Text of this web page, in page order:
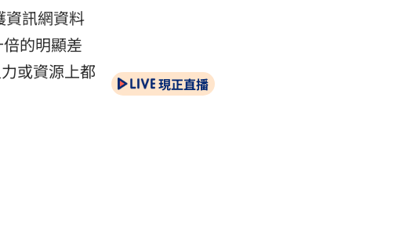
資訊網資料
的明顯差
或資源上都
現正直播